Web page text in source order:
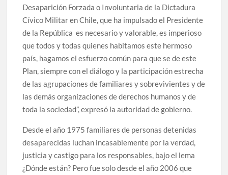
Desaparición Forzada o Involuntaria de la Dictadura
Cívico Militar en Chile, que ha impulsado el Presidente
de la República es necesario y valorable, es imperioso
que todos y todas quienes habitamos este hermoso
país, hagamos el esfuerzo común para que se de este
Plan, siempre con el diálogo y la participación estrecha
de las agrupaciones de familiares y sobrevivientes y de
las demás organizaciones de derechos humanos y de
toda la sociedad”, expresó la autoridad de gobierno.
Desde el año 1975 familiares de personas detenidas
desaparecidas luchan incasablemente por la verdad,
justicia y castigo para los responsables, bajo el lema
¿Dónde están? Pero fue solo desde el año 2006 que